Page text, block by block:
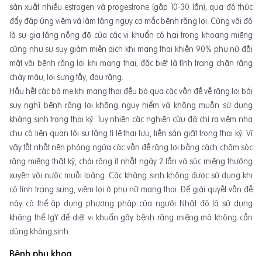
sản xuất nhiều estrogen và progestrone (gấp 10-30 lần), qua đó thúc
đẩy đáp ứng viêm và làm tăng nguy cơ mắc bệnh răng lợi. Cùng với đó
là sự gia tăng nồng độ của các vi khuẩn có hại trong khoang miệng
cũng như sự suy giảm miễn dịch khi mang thai khiến 90% phụ nữ đối
mặt với bệnh răng lợi khi mang thai, đặc biệt là tình trạng chân răng
chảy máu, lợi sưng tấy, đau răng.
Hầu hết các bà mẹ khi mang thai đều bỏ qua các vấn đề về răng lợi bởi
suy nghĩ bệnh răng lợi không nguy hiểm và không muốn sử dụng
kháng sinh trong thai kỳ. Tuy nhiên các nghiên cứu đã chỉ ra viêm nha
chu có liên quan tới sự tăng tỉ lệ thai lưu, tiền sản giật trong thai kỳ. Vì
vậy tốt nhất nên phòng ngừa các vấn đề răng lợi bằng cách chăm sóc
răng miệng thật kỹ, chải răng ít nhất ngày 2 lần và súc miệng thường
xuyên với nước muối loãng. Các kháng sinh không được sử dụng khi
có tình trạng sưng, viêm lợi ở phụ nữ mang thai. Để giải quyết vấn đề
này có thể áp dụng phương pháp của người Nhật đó là sử dụng
kháng thể IgY để diệt vi khuẩn gây bệnh răng miệng mà không cần
dùng kháng sinh.